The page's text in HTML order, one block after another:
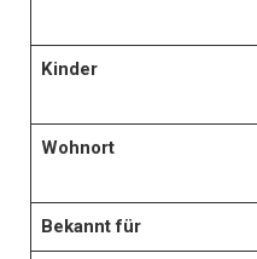
Kinder
Wohnort
Bekannt für